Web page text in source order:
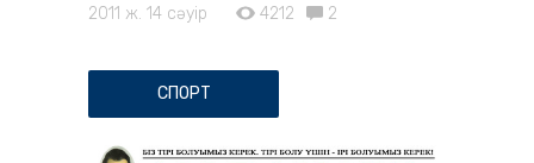
2011 ж. 14 сәуір 4212 2
СПОРТ